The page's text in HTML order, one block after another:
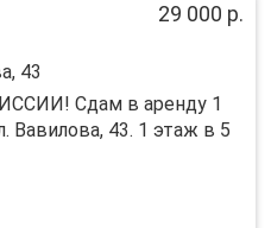
29 000 р.
43
Сдам в аренду 1
Вавилова, 43. 1 этаж в 5